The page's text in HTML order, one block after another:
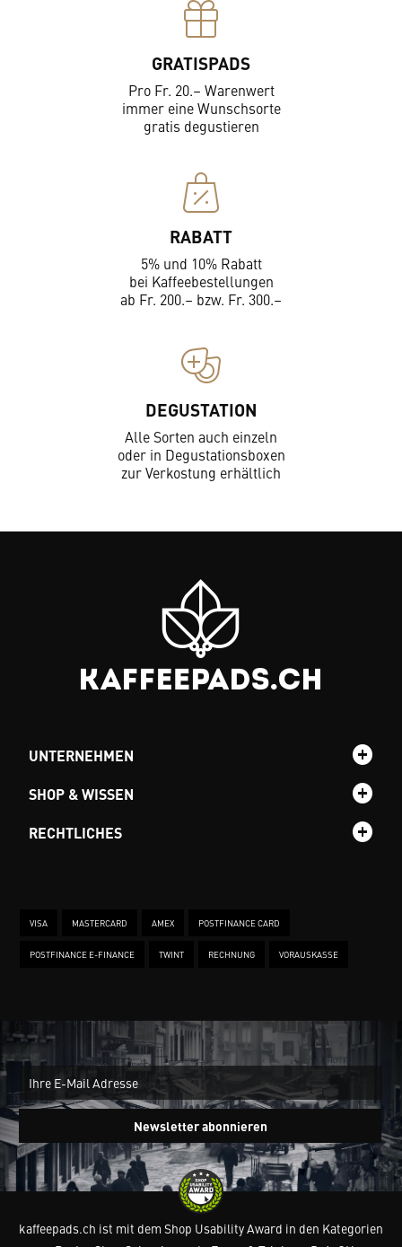
GRATISPADS
Pro Fr. 20.– Warenwert
immer eine Wunschsorte
gratis degustieren
RABATT
5% und 10% Rabatt
bei Kaffeebestellungen
ab Fr. 200.– bzw. Fr. 300.–
DEGUSTATION
Alle Sorten auch einzeln
oder in Degustationsboxen
zur Verkostung erhältlich
UNTERNEHMEN
SHOP & WISSEN
RECHTLICHES
VISA MASTERCARD AMEX POSTFINANCE CARD
POSTFINANCE E-FINANCE TWINT RECHNUNG VORAUSKASSE
Newsletter abonnieren
kaffeepads.ch ist mit dem Shop Usability Award in den Kategorien